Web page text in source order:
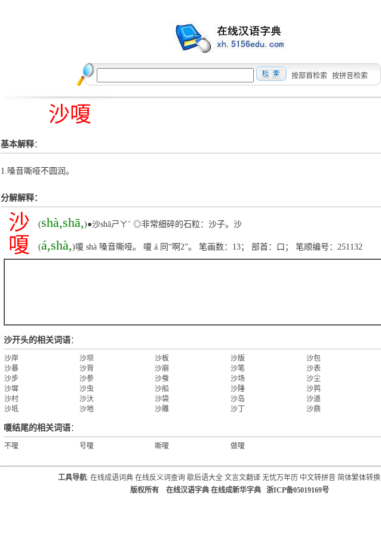
按部首检索 按拼音检索
沙嗄
基本解释：
1.嗓音嘶哑不圆润。
分解解释：
沙 (shà,shā,)●沙shāㄕㄚˉ ◎非常细碎的石粒：沙子。沙
嗄 (á,shà,)嗄 shà 嗓音嘶哑。 嗄 á 同“啊2”。 笔画数：13； 部首：口； 笔顺编号：251132
沙开头的相关词语：
沙岸 沙坝 沙板 沙版 沙包
沙暴
沙背 沙崩 沙笔 沙表
沙步
沙参 沙蚕 沙场 沙尘
沙墀
沙虫 沙船 沙陲 沙鹑
沙村
沙汏 沙袋 沙岛 沙道
沙坻
沙地 沙雕 沙丁 沙鼎
嗄结尾的相关词语：
不嗄 号嗄 嘶嗄 做嗄
工具导航: 在线成语词典 在线反义词查询 歇后语大全 文言文翻译 无忧万年历 中文转拼音 简体繁体转换
版权所有 在线汉语字典 在线成新华字典 浙ICP备05019169号